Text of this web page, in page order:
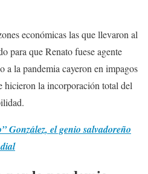
económicas las que llevaron al
para que Renato fuese agente
a la pandemia cayeron en impagos
hicieron la incorporación total del
González, el genio salvadoreño